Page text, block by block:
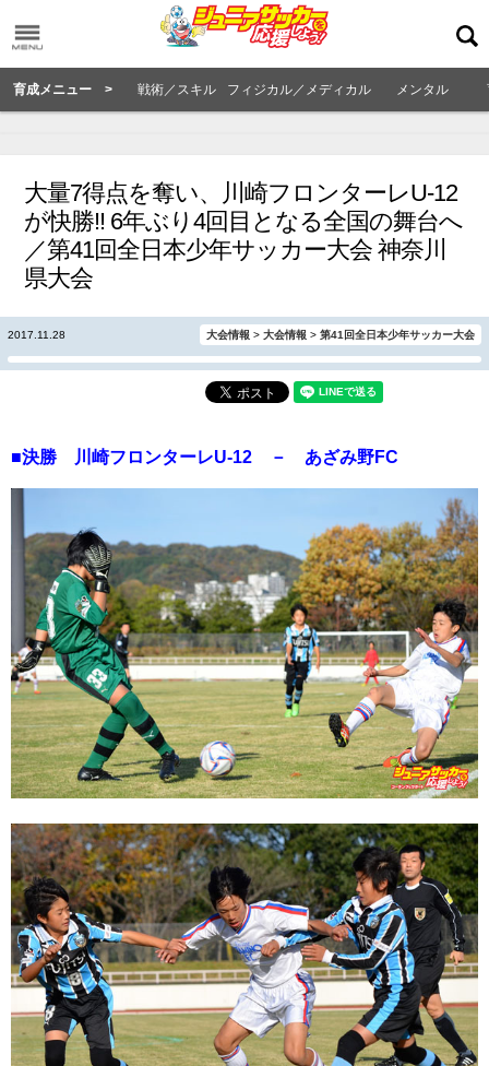
育成メニュー > 戦術／スキル フィジカル／メディカル メンタル
大量7得点を奪い、川崎フロンターレU-12
が快勝!! 6年ぶり4回目となる全国の舞台へ
／第41回全日本少年サッカー大会 神奈川
県大会
2017.11.28 大会情報 > 大会情報 > 第41回全日本少年サッカー大会
■決勝 川崎フロンターレU-12 － あざみ野FC